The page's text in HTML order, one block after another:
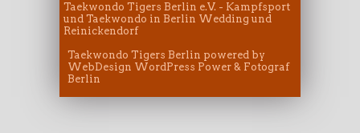
Taekwondo Tigers Berlin e.V. - Kampfsport
und Taekwondo in Berlin Wedding und
Reinickendorf
Taekwondo Tigers Berlin powered by
WebDesign WordPress Power & Fotograf
Berlin